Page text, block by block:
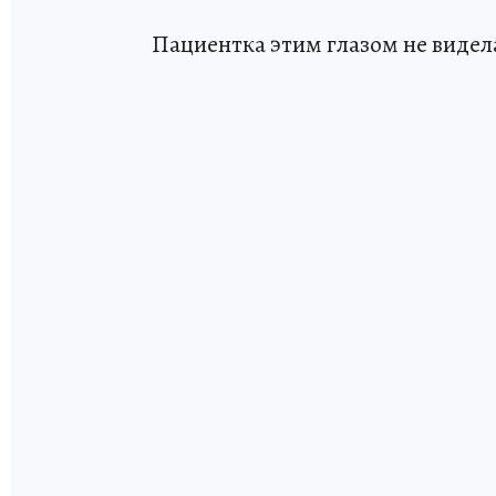
Пациентка этим глазом не